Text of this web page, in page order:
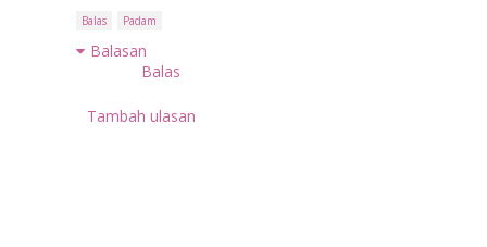
Balas Padam
Balasan
Balas
Tambah ulasan